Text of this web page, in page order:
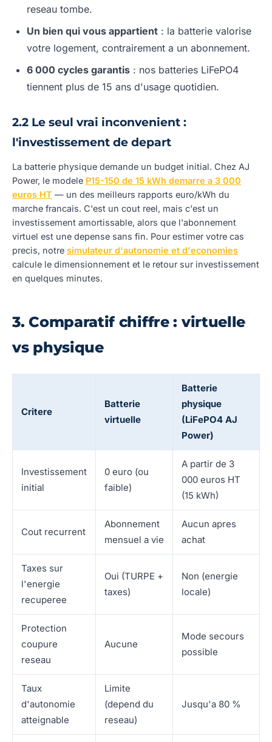
reseau tombe.
Un bien qui vous appartient : la batterie valorise
votre logement, contrairement a un abonnement.
6 000 cycles garantis : nos batteries LiFePO4
tiennent plus de 15 ans d'usage quotidien.
2.2 Le seul vrai inconvenient :
l'investissement de depart
La batterie physique demande un budget initial. Chez AJ
Power, le modele P15-150 de 15 kWh demarre a 3 000
euros HT — un des meilleurs rapports euro/kWh du
marche francais. C'est un cout reel, mais c'est un
investissement amortissable, alors que l'abonnement
virtuel est une depense sans fin. Pour estimer votre cas
precis, notre simulateur d'autonomie et d'economies
calcule le dimensionnement et le retour sur investissement
en quelques minutes.
3. Comparatif chiffre : virtuelle
vs physique
Critere
Batterie
virtuelle
Batterie
physique
(LiFePO4 AJ
Power)
Investissement
initial
0 euro (ou
faible)
A partir de 3
000 euros HT
(15 kWh)
Cout recurrent
Abonnement
mensuel a vie
Aucun apres
achat
Taxes sur
l'energie
recuperee
Oui (TURPE +
taxes)
Non (energie
locale)
Protection
coupure
reseau
Aucune
Mode secours
possible
Taux
d'autonomie
atteignable
Limite
(depend du
reseau)
Jusqu'a 80 %